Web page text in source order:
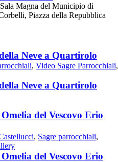
Magna del Municipio di
Piazza della Repubblica
Neve a Quartirolo
, Video Sagre Parrocchiali,
Neve a Quartirolo
del Vescovo Erio
, Sagre parrocchiali,
del Vescovo Erio